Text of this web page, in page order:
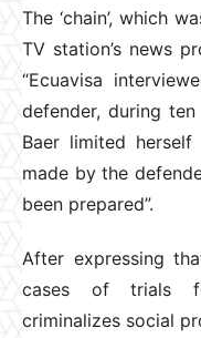
The ‘chain’, which
TV station’s news
“Ecuavisa
defender, during
Baer limited
made by the
been prepared”.
After expressing
cases of trials
criminalizes social